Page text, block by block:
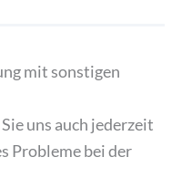
mit sonstigen
uns auch jederzeit
Probleme bei der